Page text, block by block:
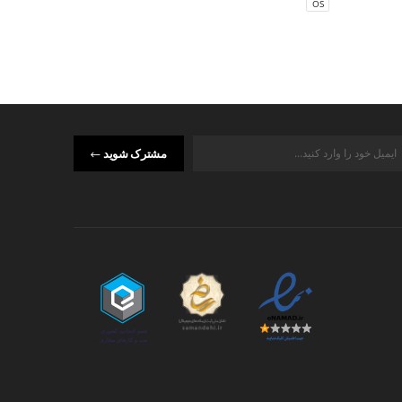
OS
مشترک شوید